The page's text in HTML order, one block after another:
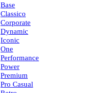
Base
Classico
Corporate
Dynamic
Iconic
One
Performance
Power
Premium
Pro Casual